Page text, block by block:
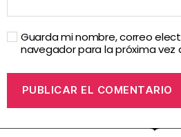
Guarda mi nombre, correo
navegador para la próxima vez